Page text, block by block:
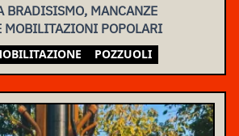
BRADISISMO, MANCANZE
POPOLARI
POZZUOLI